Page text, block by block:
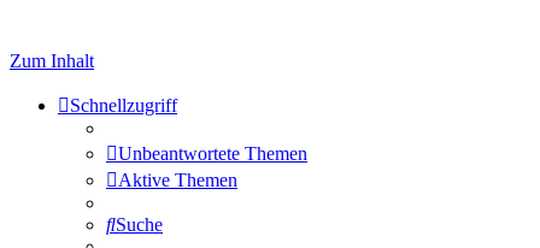
Zum Inhalt
Schnellzugriff
Unbeantwortete Themen
Aktive Themen
Suche